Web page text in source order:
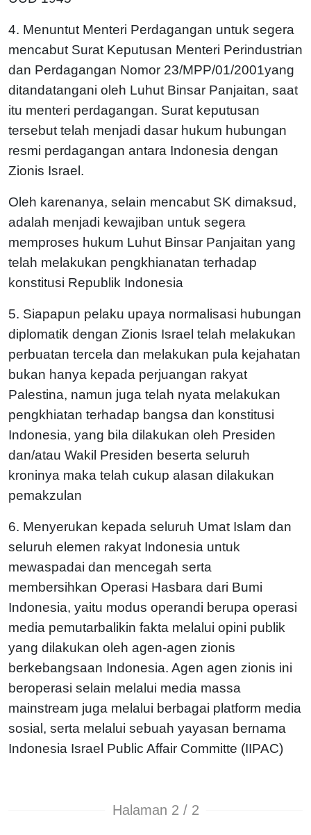
4. Menuntut Menteri Perdagangan untuk segera
mencabut Surat Keputusan Menteri Perindustrian
dan Perdagangan Nomor 23/MPP/01/2001yang
ditandatangani oleh Luhut Binsar Panjaitan, saat
itu menteri perdagangan. Surat keputusan
tersebut telah menjadi dasar hukum hubungan
resmi perdagangan antara Indonesia dengan
Zionis Israel.
Oleh karenanya, selain mencabut SK dimaksud,
adalah menjadi kewajiban untuk segera
memproses hukum Luhut Binsar Panjaitan yang
telah melakukan pengkhianatan terhadap
konstitusi Republik Indonesia
5. Siapapun pelaku upaya normalisasi hubungan
diplomatik dengan Zionis Israel telah melakukan
perbuatan tercela dan melakukan pula kejahatan
bukan hanya kepada perjuangan rakyat
Palestina, namun juga telah nyata melakukan
pengkhiatan terhadap bangsa dan konstitusi
Indonesia, yang bila dilakukan oleh Presiden
dan/atau Wakil Presiden beserta seluruh
kroninya maka telah cukup alasan dilakukan
pemakzulan
6. Menyerukan kepada seluruh Umat Islam dan
seluruh elemen rakyat Indonesia untuk
mewaspadai dan mencegah serta
membersihkan Operasi Hasbara dari Bumi
Indonesia, yaitu modus operandi berupa operasi
media pemutarbalikin fakta melalui opini publik
yang dilakukan oleh agen-agen zionis
berkebangsaan Indonesia. Agen agen zionis ini
beroperasi selain melalui media massa
mainstream juga melalui berbagai platform media
sosial, serta melalui sebuah yayasan bernama
Indonesia Israel Public Affair Committe (IIPAC)
Halaman 2 / 2